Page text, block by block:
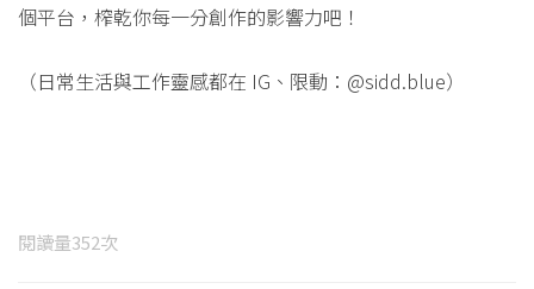
個平台，榨乾你每一分創作的影響力吧！
（日常生活與工作靈感都在 IG、限動：@sidd.blue）
閱讀量352次